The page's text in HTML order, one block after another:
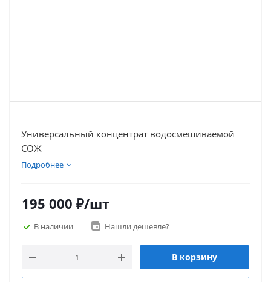
Универсальный концентрат водосмешиваемой
СОЖ
Подробнее
195 000 ₽/шт
В наличии Нашли дешевле?
В корзину